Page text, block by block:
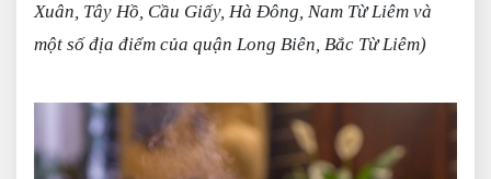
Xuân, Tây Hồ, Cầu Giấy, Hà Đông, Nam Từ Liêm và
một số địa điểm của quận Long Biên, Bắc Từ Liêm)